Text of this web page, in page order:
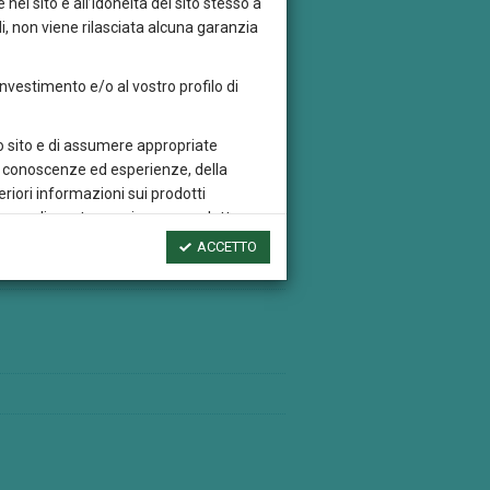
a tale regolamento. Il Comparto può,
nella sezione 5.A.5) del Prospetto. Ai
come depositi e strumenti del
la facoltà di ricorrere a tecniche di
obiettivi d’investimento descritti in
di prodotti derivati del tipo Opzioni,
titoli sia con finalità di copertura sia
verranno utilizzati con la sola finalità di
non viene rilasciata alcuna garanzia
e/o al vostro profilo di
e di assumere appropriate
ed esperienze, della
informazioni sui prodotti
predisposta per ciascun prodotto
risultati futuri, né costituiscono una
e della variazione del tasso di
trascrivere, distribuire o riprodurre
assenso di Credem
altri siti web che contengono un link
web esterno, quest’ultimo non deve
ACCETTO